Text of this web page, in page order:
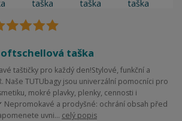
taška
taštičky pro každý den!Stylové, funkční a
Naše TUTUbagy jsou univerzální pomocníci pro
mokré plavky, plenky, cennosti i
a prodyšné: ochrání obsah před
uvni... celý popis